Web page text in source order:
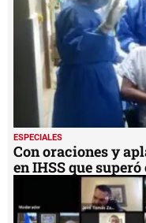
ESPECIALES
Con oraciones y
en IHSS que superó